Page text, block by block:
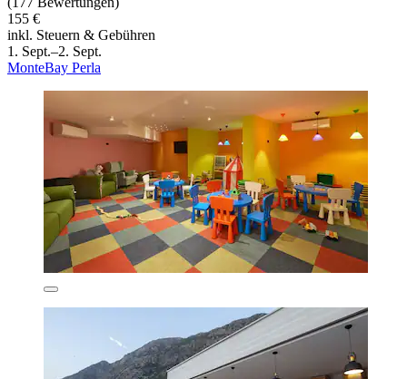
155 €
inkl. Steuern & Gebühren
1. Sept.–2. Sept.
MonteBay Perla